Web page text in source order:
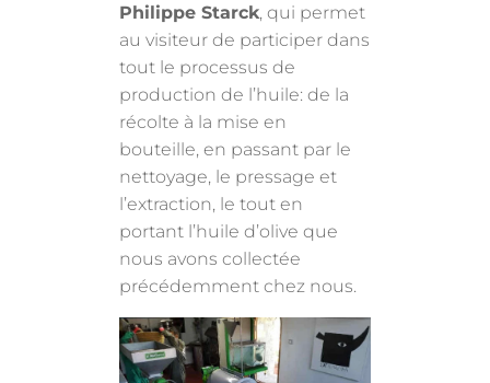
Philippe Starck, qui permet
au visiteur de participer dans
tout le processus de
production de l’huile: de la
récolte à la mise en
bouteille, en passant par le
nettoyage, le pressage et
l’extraction, le tout en
portant l’huile d’olive que
nous avons collectée
précédemment chez nous.